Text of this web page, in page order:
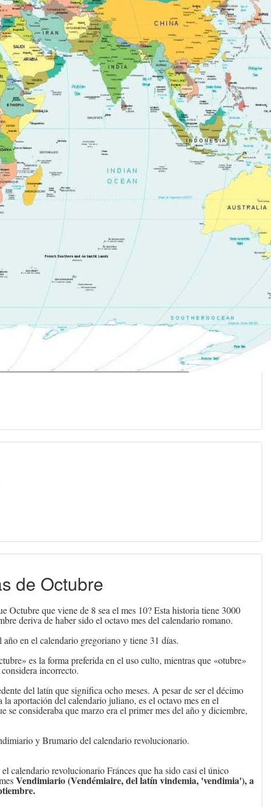
de Octubre
Octubre que viene de 8 sea el mes 10? Esta historia tiene 3000
deriva de haber sido el octavo mes del calendario romano.
en el calendario gregoriano y tiene 31 días.
es la forma preferida en el uso culto, mientras que «otubre»
incorrecto.
del latín que significa ocho meses. A pesar de ser el décimo
la aportación del calendario juliano, es el octavo mes en el
se consideraba que marzo era el primer mes del año y diciembre,
y Brumario del calendario revolucionario.
calendario revolucionario Fránces que ha sido casi el único
Vendimiario(Vendémiaire, del latín vindemia, 'vendimia'), a